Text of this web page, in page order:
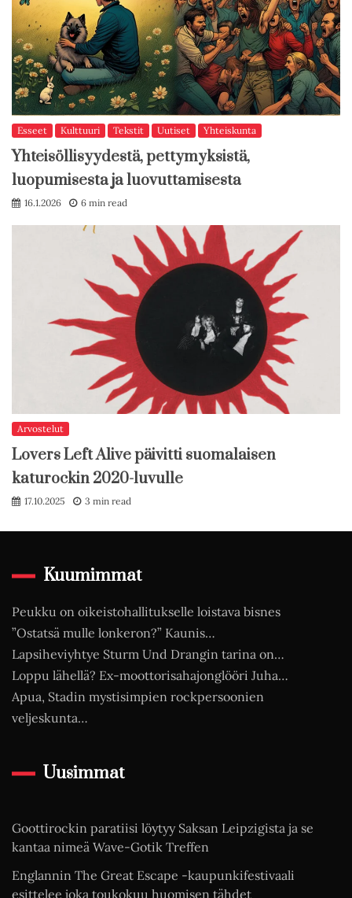
Esseet Kulttuuri Tekstit Uutiset Yhteiskunta
Yhteisöllisyydestä, pettymyksistä,
luopumisesta ja luovuttamisesta
16.1.2026 6 min read
Arvostelut
Lovers Left Alive päivitti suomalaisen
katurockin 2020-luvulle
17.10.2025 3 min read
Kuumimmat
Peukku on oikeistohallitukselle loistava bisnes
”Ostatsä mulle lonkeron?” Kaunis…
Lapsiheviyhtye Sturm Und Drangin tarina on…
Loppu lähellä? Ex-moottorisahajonglööri Juha…
Apua, Stadin mystisimpien rockpersoonien
veljeskunta…
Uusimmat
Goottirockin paratiisi löytyy Saksan Leipzigista ja se
kantaa nimeä Wave-Gotik Treffen
Englannin The Great Escape -kaupunkifestivaali
esittelee joka toukokuu huomisen tähdet